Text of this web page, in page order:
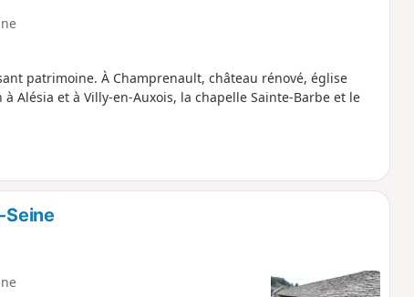
patrimoine. À Champrenault, château rénové, église
Alésia et à Villy-en-Auxois, la chapelle Sainte-Barbe et le